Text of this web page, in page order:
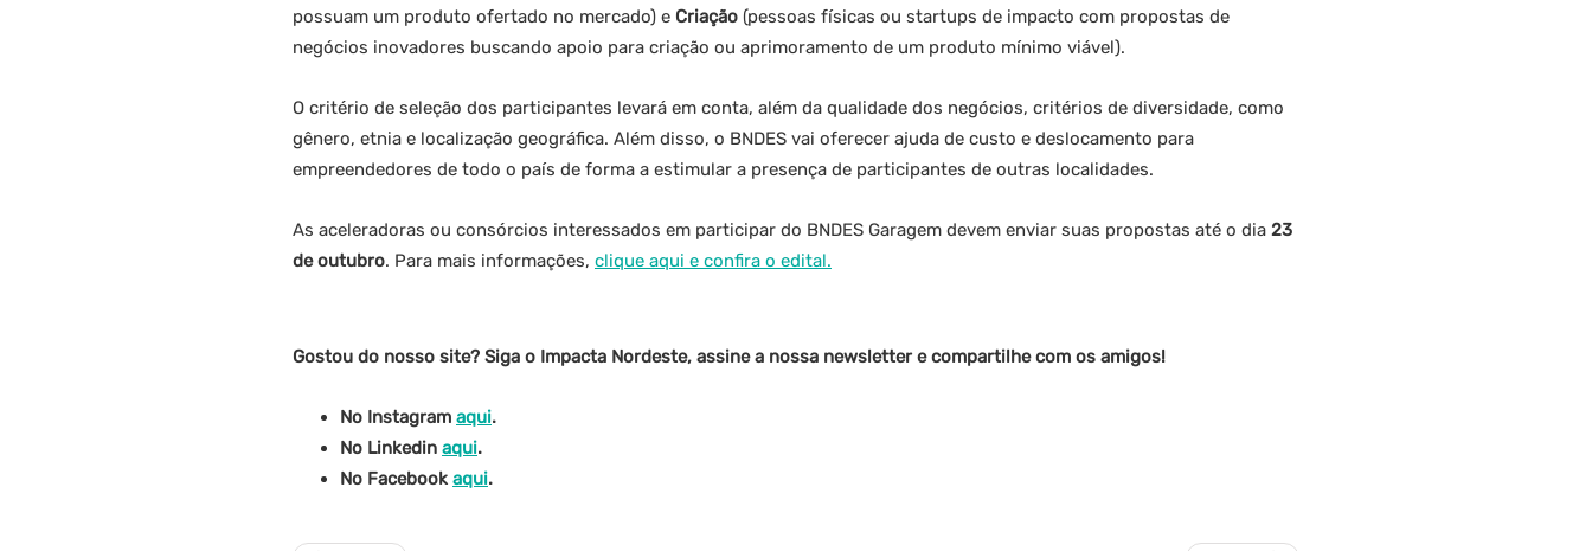
possuam um produto ofertado no mercado) e Criação (pessoas físicas ou startups de impacto com propostas de
negócios inovadores buscando apoio para criação ou aprimoramento de um produto mínimo viável).
O critério de seleção dos participantes levará em conta, além da qualidade dos negócios, critérios de diversidade, como
gênero, etnia e localização geográfica. Além disso, o BNDES vai oferecer ajuda de custo e deslocamento para
empreendedores de todo o país de forma a estimular a presença de participantes de outras localidades.
As aceleradoras ou consórcios interessados em participar do BNDES Garagem devem enviar suas propostas até o dia 23
de outubro. Para mais informações, clique aqui e confira o edital.
Gostou do nosso site? Siga o Impacta Nordeste, assine a nossa newsletter e compartilhe com os amigos!
No Instagram aqui.
No Linkedin aqui.
No Facebook aqui.